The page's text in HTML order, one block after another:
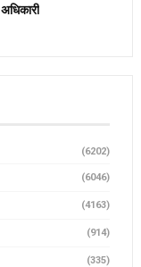
(6202)
(6046)
(4163)
(914)
(335)